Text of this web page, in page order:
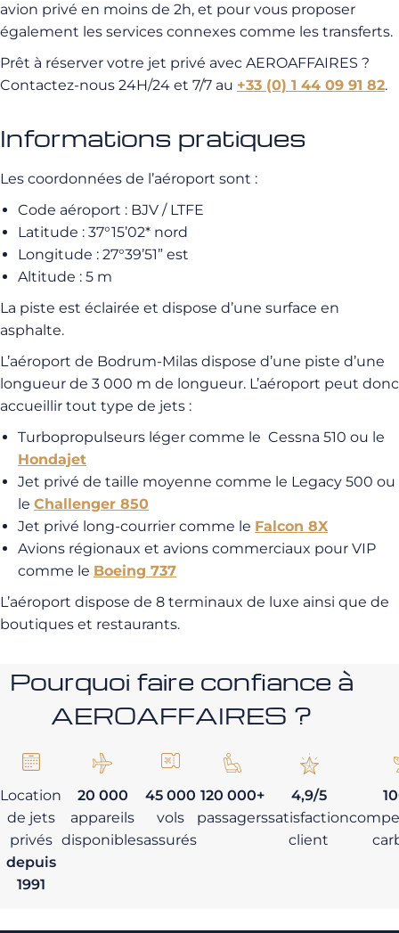
avion privé en moins de 2h, et pour vous proposer
également les services connexes comme les transferts.
Prêt à réserver votre jet privé avec AEROAFFAIRES ?
Contactez-nous 24H/24 et 7/7 au +33 (0) 1 44 09 91 82.
Informations pratiques
Les coordonnées de l’aéroport sont :
Code aéroport : BJV / LTFE
Latitude : 37°15’02* nord
Longitude : 27°39’51” est
Altitude : 5 m
La piste est éclairée et dispose d’une surface en
asphalte.
L’aéroport de Bodrum-Milas dispose d’une piste d’une
longueur de 3 000 m de longueur. L’aéroport peut donc
accueillir tout type de jets :
Turbopropulseurs léger comme le Cessna 510 ou le
Hondajet
Jet privé de taille moyenne comme le Legacy 500 ou
le Challenger 850
Jet privé long-courrier comme le Falcon 8X
Avions régionaux et avions commerciaux pour VIP
comme le Boeing 737
L’aéroport dispose de 8 terminaux de luxe ainsi que de
boutiques et restaurants.
Pourquoi faire confiance à
AEROAFFAIRES ?
Location
de jets
privés
depuis
1991
20 000
appareils
disponibles
45 000
vols
assurés
120 000+
passagers
4,9/5
satisfaction
client